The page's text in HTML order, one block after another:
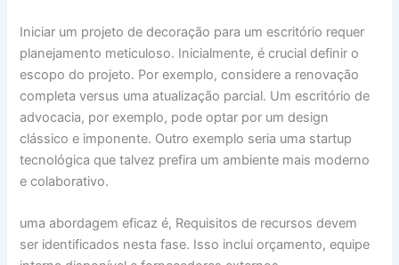
Iniciar um projeto de decoração para um escritório requer
planejamento meticuloso. Inicialmente, é crucial definir o
escopo do projeto. Por exemplo, considere a renovação
completa versus uma atualização parcial. Um escritório de
advocacia, por exemplo, pode optar por um design
clássico e imponente. Outro exemplo seria uma startup
tecnológica que talvez prefira um ambiente mais moderno
e colaborativo.
uma abordagem eficaz é, Requisitos de recursos devem
ser identificados nesta fase. Isso inclui orçamento, equipe